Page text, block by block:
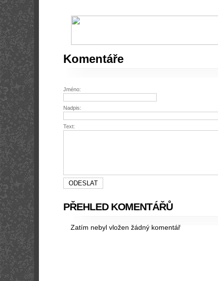
Komentáře
Jméno:
Nadpis:
Text:
PŘEHLED KOMENTÁŘŮ
Zatím nebyl vložen žádný komentář